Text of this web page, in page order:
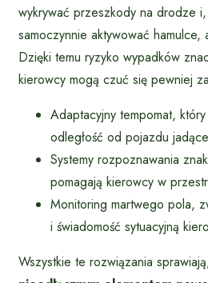
wykrywać przeszkody na drodze
samoczynnie aktywować
Dzięki temu ryzyko wypadków
kierowcy mogą czuć się pewniej
Adaptacyjny tempomat,
odległość od pojazdu
Systemy rozpoznawania
pomagają kierowcy w
Monitoring martwego pola,
i świadomość sytuacyjną
Wszystkie te rozwiązania